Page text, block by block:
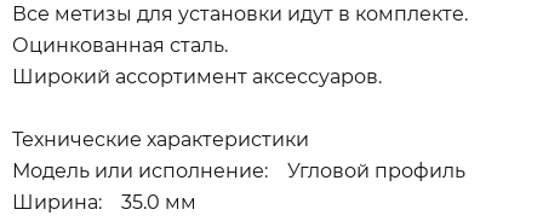
Все метизы для установки идут в комплекте.
Оцинкованная сталь.
Широкий ассортимент аксессуаров.
Технические характеристики
Модель или исполнение: Угловой профиль
Ширина: 35.0 мм